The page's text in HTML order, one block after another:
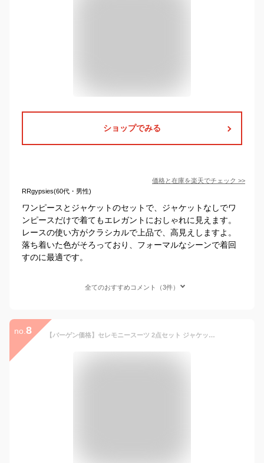
ショップでみる
価格と在庫を楽天でチェック >>
RRgypsies(60代・男性)
ワンピースとジャケットのセットで、ジャケットなしでワ
ンピースだけで着てもエレガントにおしゃれに見えます。
レースの使い方がクラシカルで上品で、高見えしますよ。
落ち着いた色がそろっており、フォーマルなシーンで着回
すのに最適です。
全てのおすすめコメント（3件）
no. 8 【バーゲン価格】セレモニースーツ 2点セット ジャケット ワンピース ママスーツ フォーマルスーツ レディース ミセス 卒業式 入学式 卒園式 入園式 七五三 お宮参り 学校行事 50代 40代 30代 母親 服装 女性 大きいサイズ セットアップ フレアスカート 上品 即日発送 ギフト